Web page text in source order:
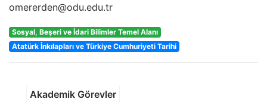
omererden@odu.edu.tr
Sosyal, Beşeri ve İdari Bilimler Temel Alanı
Atatürk İnkılapları ve Türkiye Cumhuriyeti Tarihi
Akademik Görevler